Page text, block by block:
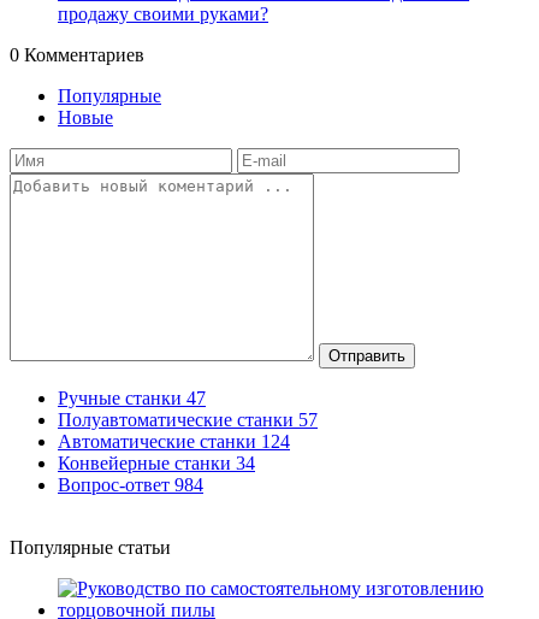
продажу своими руками?
0 Комментариев
Популярные
Новые
Отправить
Ручные станки 47
Полуавтоматические станки 57
Автоматические станки 124
Конвейерные станки 34
Вопрос-ответ 984
Популярные статьи